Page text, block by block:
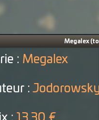
Megalex
: Megalex
: